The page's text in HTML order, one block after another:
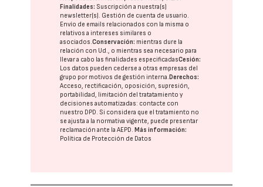
Finalidades: Suscripción a nuestra(s)
newsletter(s). Gestión de cuenta de usuario.
Envío de emails relacionados con la misma o
relativos a intereses similares o
asociados.Conservación: mientras dure la
relación con Ud., o mientras sea necesario para
llevar a cabo las finalidades especificadasCesión:
Los datos pueden cederse a otras empresas del
grupo por motivos de gestión interna.Derechos:
Acceso, rectificación, oposición, supresión,
portabilidad, limitación del tratatamiento y
decisiones automatizadas: contacte con
nuestro DPD . Si considera que el tratamiento no
se ajusta a la normativa vigente, puede presentar
reclamación ante laAEPD .Más información:
Política de Protección de Datos